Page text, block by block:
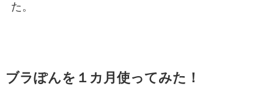
た。
ブラぽんを１カ月使ってみた！